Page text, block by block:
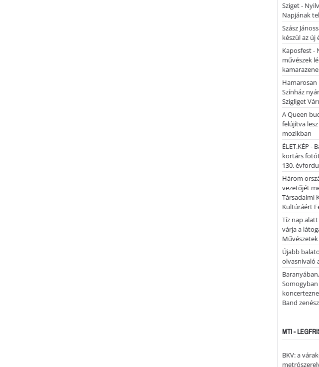
Sziget -
Napjának
Szász
készül az új
Kaposfest -
művészek
Hamarosan
Színház
Szigliget
A Queen
felújítva
mozikban
ÉLET.KÉP -
kortárs
130.
Három
vezetőjét
Társadalmi
Kultúráért
Tíz nap
várja a
Újabb
olvasnivaló
Band
MTI -
BKV: a